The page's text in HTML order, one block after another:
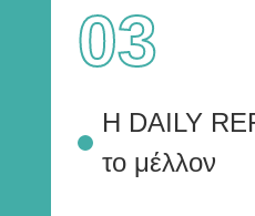
03
Η DAILY
το μέλλον